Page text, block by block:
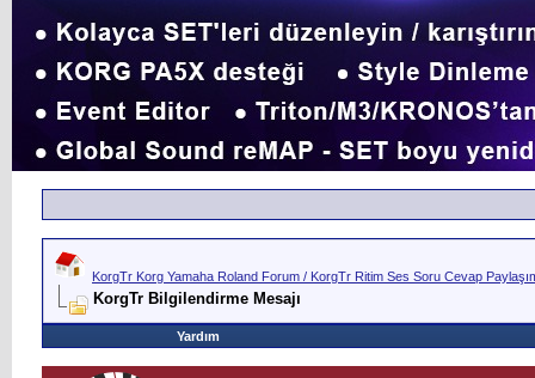
KorgTr Korg Yamaha Roland Forum / KorgTr Ritim Ses Soru Cevap
KorgTr Bilgilendirme Mesajı
Yardım